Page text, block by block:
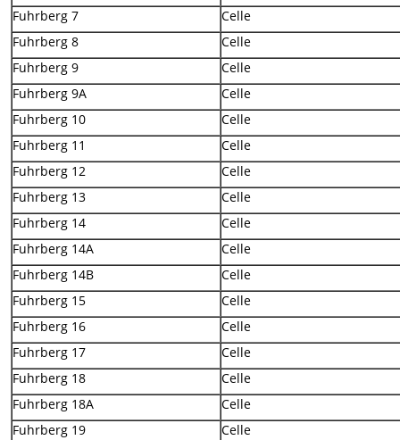
Fuhrberg 7
Celle
Fuhrberg 8
Celle
Fuhrberg 9
Celle
Fuhrberg 9A
Celle
Fuhrberg 10
Celle
Fuhrberg 11
Celle
Fuhrberg 12
Celle
Fuhrberg 13
Celle
Fuhrberg 14
Celle
Fuhrberg 14A
Celle
Fuhrberg 14B
Celle
Fuhrberg 15
Celle
Fuhrberg 16
Celle
Fuhrberg 17
Celle
Fuhrberg 18
Celle
Fuhrberg 18A
Celle
Fuhrberg 19
Celle